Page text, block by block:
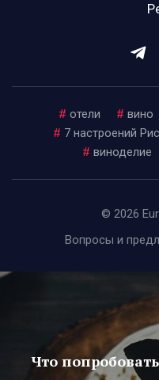
# отели # вино
# 7 настроений
# виноделие
© 2026
Вопросы и
Что